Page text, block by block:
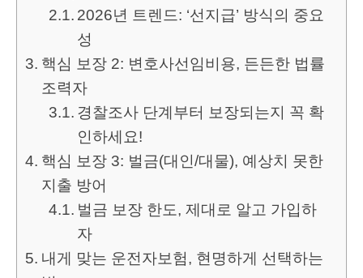
2026년 트렌드: ‘선지급’ 방식의 중요
성
핵심 보장 2: 변호사선임비용, 든든한 법률
조력자
경찰조사 단계부터 보장되는지 꼭 확
인하세요!
핵심 보장 3: 벌금(대인/대물), 예상치 못한
지출 방어
벌금 보장 한도, 제대로 알고 가입하
자
내게 맞는 운전자보험, 현명하게 선택하는